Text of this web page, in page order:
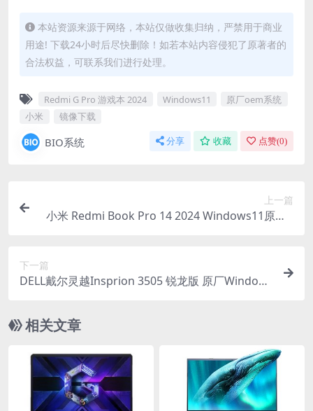
本站资源来源于网络，本站仅做收集归纳，严禁用于商业
用途! 下载24小时后尽快删除！如若本站内容侵犯了原著者的
合法权益，可联系我们进行处理。
Redmi G Pro 游戏本 2024 Windows11
原厂oem系统
小米
镜像下载
BIO系统 分享 收藏 点赞(0)
上一篇
小米 Redmi Book Pro 14 2024 Windows11原厂o
下一篇
DELL戴尔灵越Insprion 3505 锐龙版 原厂Window
相关文章